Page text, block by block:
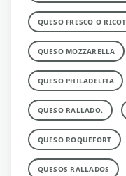
QUESO FRESCO O
QUESO MOZZARELLA
QUESO PHILADELFIA
QUESO RALLADO.
QUESO ROQUEFORT
QUESOS RALLADOS